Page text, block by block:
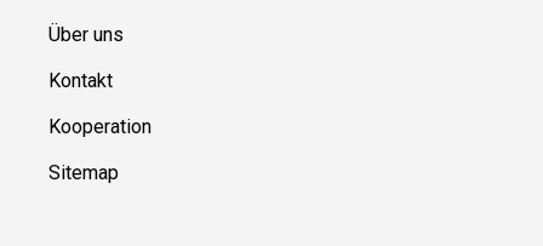
Über uns
Kontakt
Kooperation
Sitemap